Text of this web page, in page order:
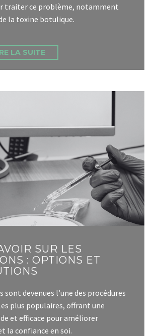
traiter ce problème, notamment
la toxine botulique.
LA SUITE
SUR LES
: OPTIONS ET
sont devenues l’une des procédures
plus populaires, offrant une
et efficace pour améliorer
la confiance en soi.